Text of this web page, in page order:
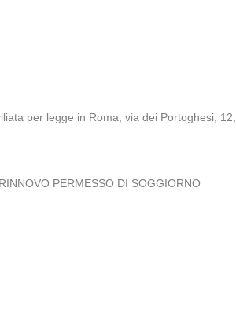
per legge in Roma, via dei Portoghesi, 12;
PERMESSO DI SOGGIORNO